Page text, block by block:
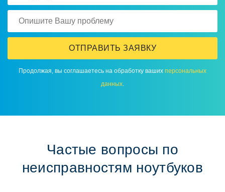
ОТПРАВИТЬ ЗАЯВКУ
Продолжая, вы соглашаетесь на обработку ваших персональных
данных.
Частые вопросы по
неисправностям ноутбуков